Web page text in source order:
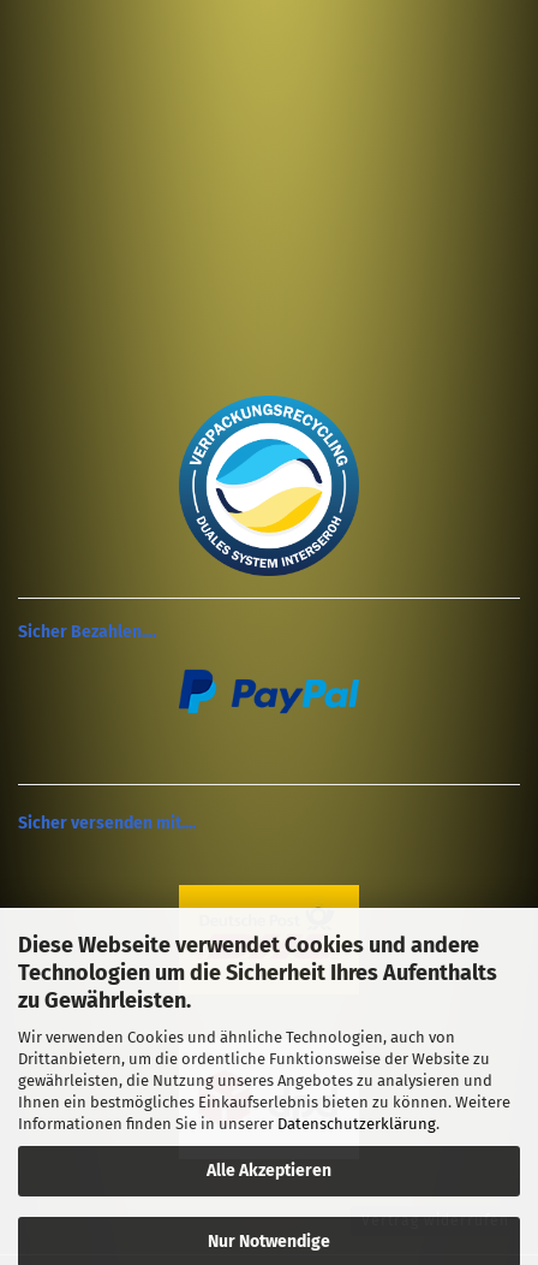
Diese Webseite verwendet Cookies und andere
Technologien um die Sicherheit Ihres Aufenthalts
zu Gewährleisten.
Wir verwenden Cookies und ähnliche Technologien, auch von
Drittanbietern, um die ordentliche Funktionsweise der Website zu
gewährleisten, die Nutzung unseres Angebotes zu analysieren und
Ihnen ein bestmögliches Einkaufserlebnis bieten zu können. Weitere
Informationen finden Sie in unserer Datenschutzerklärung.
Alle Akzeptieren
Nur Notwendige
Sicher Bezahlen....
Sicher versenden mit....
Vertrag widerrufen